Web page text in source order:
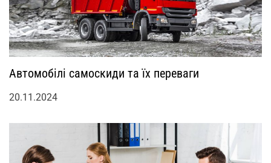
Автомобілі самоскиди та їх переваги
20.11.2024